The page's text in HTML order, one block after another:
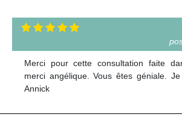
Merci pour cette consultation faite
merci angélique. Vous êtes géniale. Je
Annick